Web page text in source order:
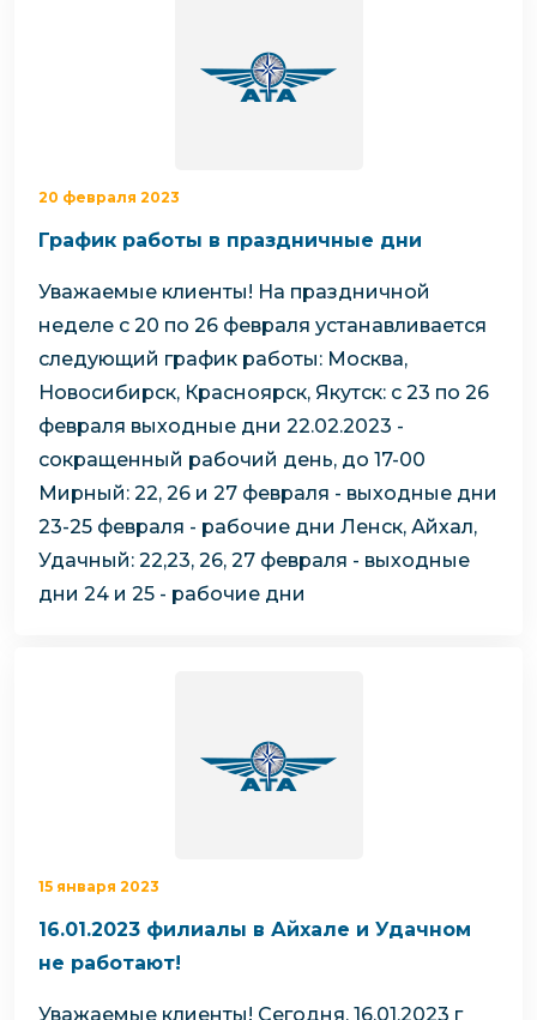
20 февраля 2023
График работы в праздничные дни
Уважаемые клиенты! На праздничной
неделе с 20 по 26 февраля устанавливается
следующий график работы: Москва,
Новосибирск, Красноярск, Якутск: с 23 по 26
февраля выходные дни 22.02.2023 -
сокращенный рабочий день, до 17-00
Мирный: 22, 26 и 27 февраля - выходные дни
23-25 февраля - рабочие дни Ленск, Айхал,
Удачный: 22,23, 26, 27 февраля - выходные
дни 24 и 25 - рабочие дни
15 января 2023
16.01.2023 филиалы в Айхале и Удачном
не работают!
Уважаемые клиенты! Сегодня, 16.01.2023 г